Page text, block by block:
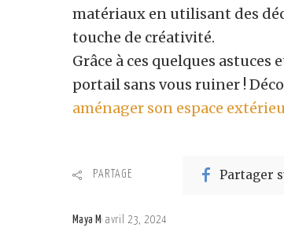
matériaux en utilisant des
touche de créativité.
Grâce à ces quelques
portail sans vous ruiner !
aménager son espace
PARTAGE Partager
Posted
Maya M avril 23, 2024